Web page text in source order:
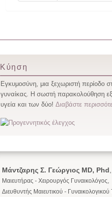
Κύηση
Εγκυμοσύνη, μια ξεχωριστή περίοδο
γυναίκας. Η σωστή παρακολούθηση
υγεία και των δύο!Διαβάστε
Μάντζαρης Σ. Γεώργιος MD, Phd
Μαιευτήρας - Χειρουργός Γυναικολόγος,
Διευθυντής Μαιευτικού -